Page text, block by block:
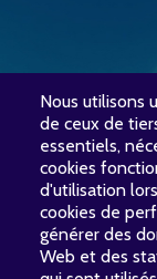
Nous utilisons
de ceux de
essentiels,
cookies
d'utilisation
cookies de
générer des
Web et des